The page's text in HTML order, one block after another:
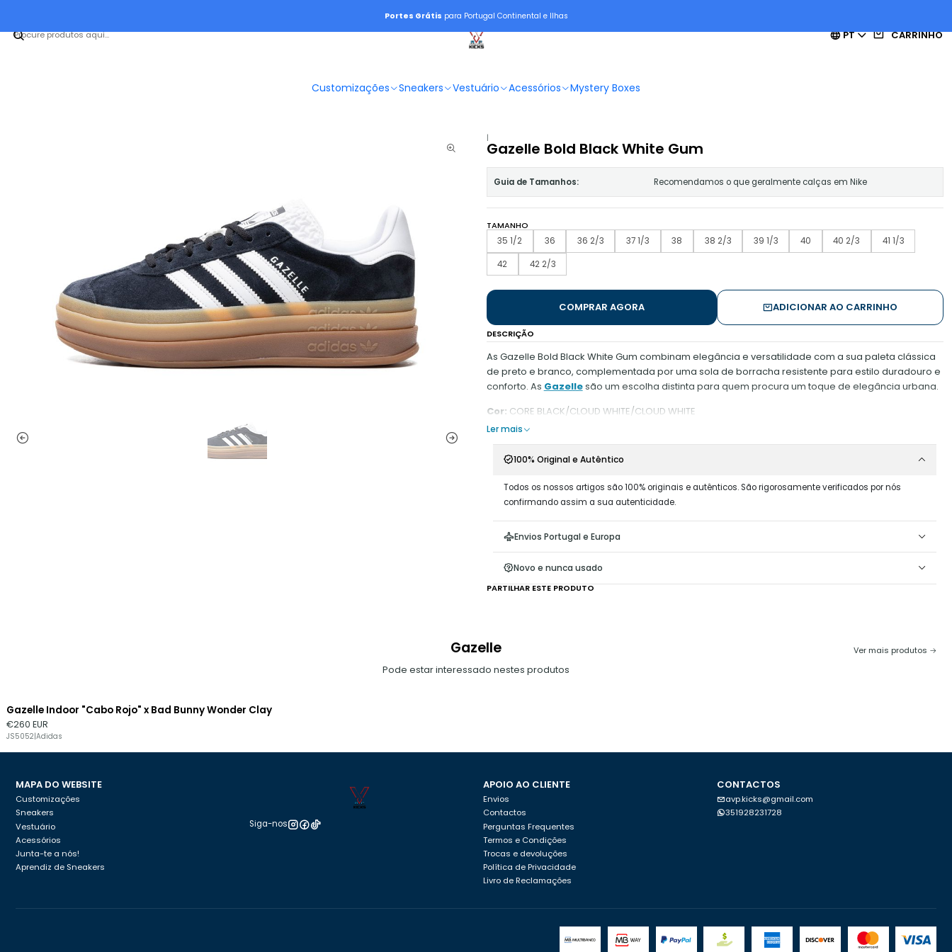
PT CARRINHO
Customizações Sneakers Vestuário Acessórios Mystery Boxes
Portes Grátis para Portugal Continental e Ilhas
|
Gazelle Bold Black White Gum
Guia de Tamanhos: Recomendamos o que geralmente calças em Nike
TAMANHO
35 1/2
36 36 2/3 37 1/3 38 38 2/3 39 1/3 40 40 2/3 41 1/3
42 42 2/3
ADICIONAR AO CARRINHO
COMPRAR AGORA
DESCRIÇÃO
As Gazelle Bold Black White Gum combinam elegância e versatilidade com a sua paleta clássica
de preto e branco, complementada por uma sola de borracha resistente para estilo duradouro e
conforto. As Gazellesão um escolha distinta para quem procura um toque de elegância urbana.
Cor: CORE BLACK/CLOUD WHITE/CLOUD WHITE
Ler mais
100% Original e Autêntico
Todos os nossos artigos são 100% originais e autênticos. São rigorosamente verificados por nós
confirmando assim a sua autenticidade.
Envios Portugal e Europa
Novo e nunca usado
PARTILHAR ESTE PRODUTO
Gazelle
Pode estar interessado nestes produtos
Ver mais produtos
Gazelle Indoor "Cabo Rojo" x Bad Bunny Wonder Clay
€260 EUR
JS5052|Adidas
MAPA DO WEBSITE
Customizações
Sneakers
Vestuário
Acessórios
Junta-te a nós!
Aprendiz de Sneakers
Siga-nos
APOIO AO CLIENTE
Envios
Contactos
Perguntas Frequentes
Termos e Condições
Trocas e devoluções
Política de Privacidade
Livro de Reclamações
CONTACTOS
avp.kicks@gmail.com
351928231728